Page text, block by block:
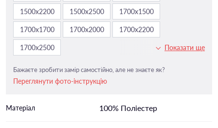
1500х2200 1500х2500 1700х1500
1700х1700 1700х2000 1700х2200
1700х2500 Показати ще
Бажаєте зробити замір самостійно, але не знаєте як?
Переглянути фото-інструкцію
Матеріал 100% Поліестер